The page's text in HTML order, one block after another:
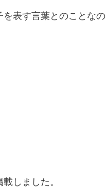
表す言葉とのことなの
しました。